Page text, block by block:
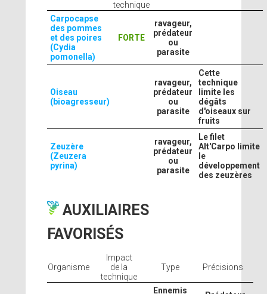
technique
Carpocapse
des pommes
et des poires
(Cydia
pomonella)
FORTE
ravageur,
prédateur
ou
parasite
Oiseau
(bioagresseur)
ravageur,
prédateur
ou
parasite
Cette
technique
limite les
dégâts
d'oiseaux sur
fruits
Zeuzère
(Zeuzera
pyrina)
ravageur,
prédateur
ou
parasite
Le filet
Alt'Carpo limite
le
développement
des zeuzères
AUXILIAIRES
FAVORISÉS
Organisme
Impact
de la
technique
Type Précisions
Ennemis